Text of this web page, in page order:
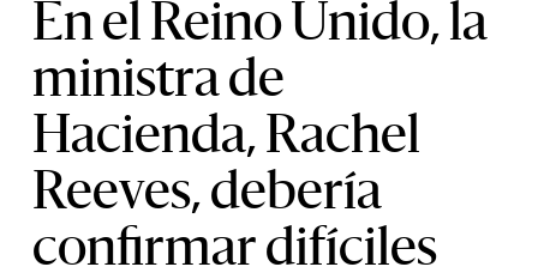
En el Reino Unido, la
ministra de
Hacienda, Rachel
Reeves, debería
confirmar difíciles